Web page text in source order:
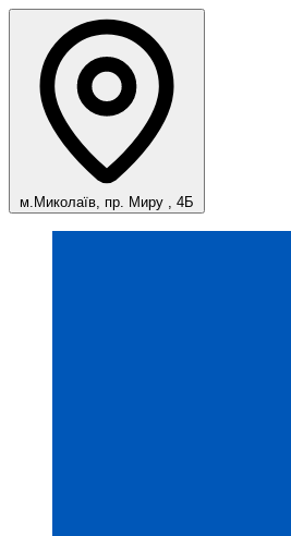
м.Миколаїв, пр. Миру , 4Б